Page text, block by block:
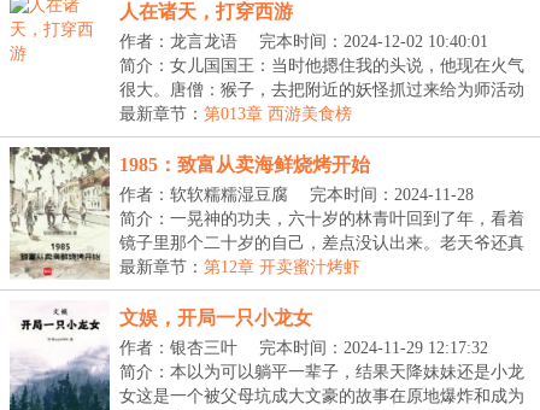
人在诸天，打穿西游
作者：龙言龙语
完本时间：2024-12-02 10:40:01
简介：女儿国国王：当时他摁住我的头说，他现在火气
很大。唐僧：猴子，去把附近的妖怪抓过来给为师活动
活...
最新章节： 第013章 西游美食榜
1985：致富从卖海鲜烧烤开始
作者：软软糯糯湿豆腐
完本时间：2024-11-28
23:57:16
简介：一晃神的功夫，六十岁的林青叶回到了年，看着
镜子里那个二十岁的自己，差点没认出来。老天爷还真
给...
最新章节： 第12章 开卖蜜汁烤虾
文娱，开局一只小龙女
作者：银杏三叶
完本时间：2024-11-29 12:17:32
简介：本以为可以躺平一辈子，结果天降妹妹还是小龙
女这是一个被父母坑成大文豪的故事在原地爆炸和成为